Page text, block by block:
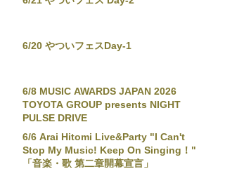
6/20 やついフェスDay-1
6/8 MUSIC AWARDS JAPAN 2026
TOYOTA GROUP presents NIGHT
PULSE DRIVE
6/6 Arai Hitomi Live&Party "I Can't
Stop My Music! Keep On Singing！"
「音楽・歌 第二章開幕宣言」